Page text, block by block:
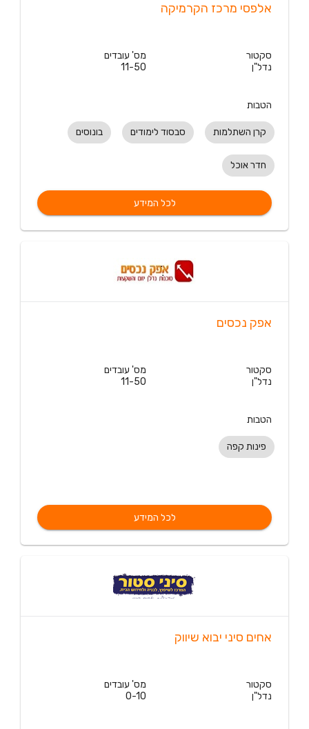
אלפסי מרכז הקרמיקה
סקטור
נדל"ן
מס' עובדים
11-50
הטבות
קרן השתלמות סבסוד לימודים בונוסים
חדר אוכל
לכל המידע
אפק נכסים
סקטור
נדל"ן
מס' עובדים
11-50
הטבות
פינות קפה
לכל המידע
אחים סיני יבוא שיווק
סקטור
נדל"ן
מס' עובדים
0-10